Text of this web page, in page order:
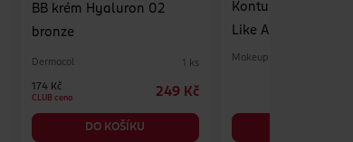
BB krém Hyaluron 02
bronze
Dermacol 1 ks
174 Kč
CLUB cena 249 Kč
DO KOŠÍKU
Konturovací
Like Alagia
Bronze
Makeup Revolution